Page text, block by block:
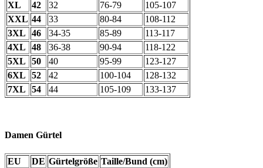
XL 42 32 76-79
105-107
XXL 44 33 80-84
108-112
3XL
46 34-35 85-89
113-117
4XL
48 36-38 90-94
118-122
5XL
50 40 95-99
123-127
6XL
52 42 100-104
128-132
7XL
54 44 105-109 133-137
Damen Gürtel
EU DE Gürtelgröße Taille/Bund (cm)